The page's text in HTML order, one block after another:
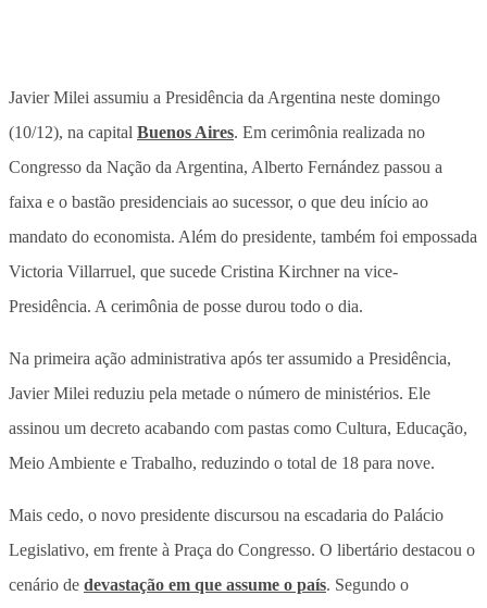
Javier Milei assumiu a Presidência da Argentina neste domingo
(10/12), na capital Buenos Aires. Em cerimônia realizada no
Congresso da Nação da Argentina, Alberto Fernández passou a
faixa e o bastão presidenciais ao sucessor, o que deu início ao
mandato do economista. Além do presidente, também foi empossada
Victoria Villarruel, que sucede Cristina Kirchner na vice-
Presidência. A cerimônia de posse durou todo o dia.
Na primeira ação administrativa após ter assumido a Presidência,
Javier Milei reduziu pela metade o número de ministérios. Ele
assinou um decreto acabando com pastas como Cultura, Educação,
Meio Ambiente e Trabalho, reduzindo o total de 18 para nove.
Mais cedo, o novo presidente discursou na escadaria do Palácio
Legislativo, em frente à Praça do Congresso. O libertário destacou o
cenário de devastação em que assume o país. Segundo o